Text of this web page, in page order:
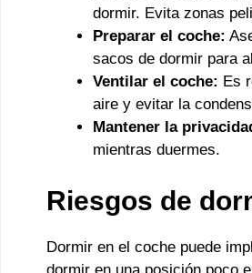
dormir. Evita zonas
Preparar el coche:
sacos de dormir para
Ventilar el coche: Es
aire y evitar la
Mantener la
mientras duermes.
Riesgos de
Dormir en el coche puede
dormir en una posición poco